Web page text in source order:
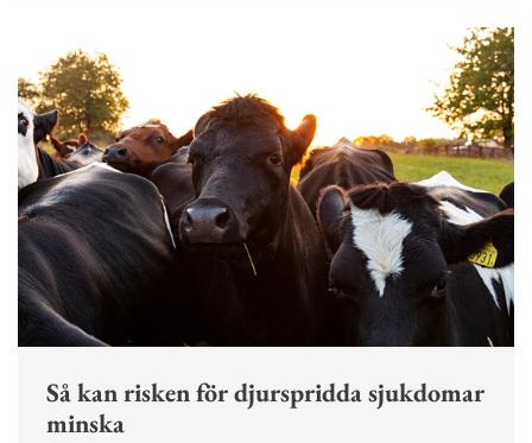
Så kan risken för djurspridda sjukdomar
minska